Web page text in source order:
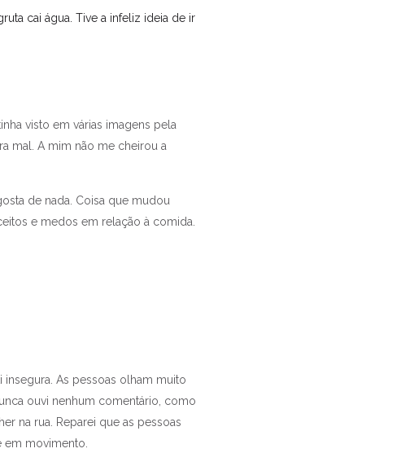
cai água. Tive a infeliz ideia de ir
visto em várias imagens pela
mal. A mim não me cheirou a
de nada. Coisa que mudou
e medos em relação à comida.
As pessoas olham muito
ouvi nenhum comentário, como
na rua. Reparei que as pessoas
em movimento.